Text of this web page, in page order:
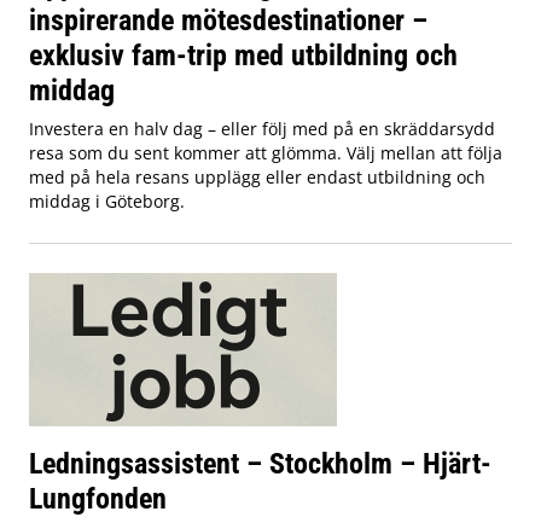
inspirerande mötesdestinationer –
exklusiv fam-trip med utbildning och
middag
Investera en halv dag – eller följ med på en skräddarsydd
resa som du sent kommer att glömma. Välj mellan att följa
med på hela resans upplägg eller endast utbildning och
middag i Göteborg.
Ledningsassistent – Stockholm – Hjärt-
Lungfonden